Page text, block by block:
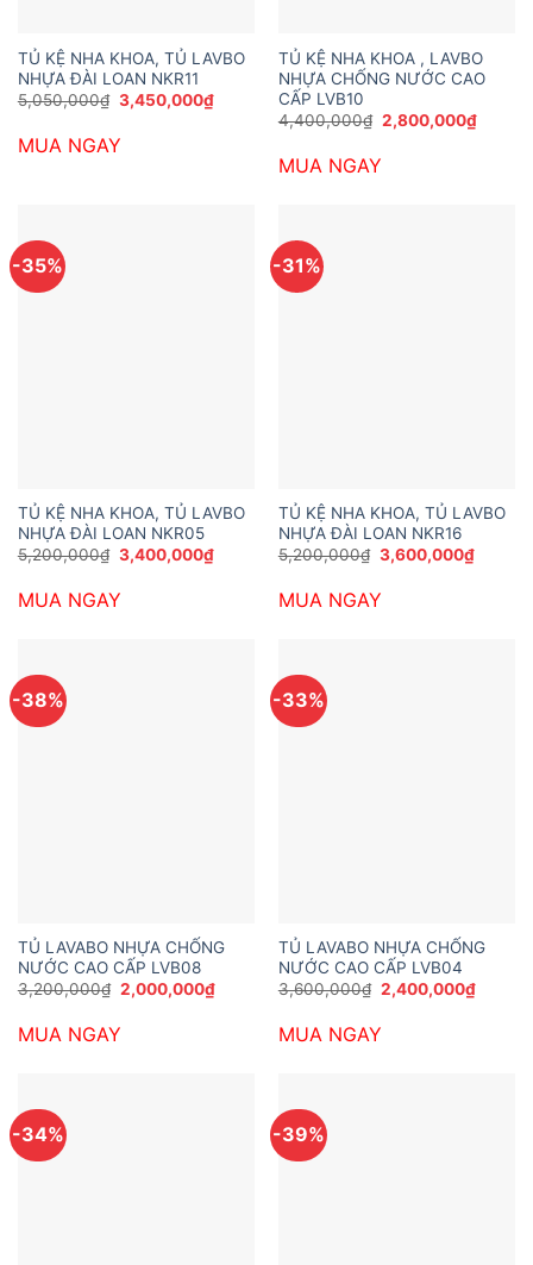
TỦ KỆ NHA KHOA, TỦ LAVBO
NHỰA ĐÀI LOAN NKR11
5,050,000₫ Giá
gốc
5,050,000₫.
3,450,000₫Giá
hiện
3,450,000₫.
MUA NGAY
TỦ KỆ NHA KHOA , LAVBO
NHỰA CHỐNG NƯỚC CAO
CẤP LVB10
4,400,000₫ Giá
gốc
4,400,000₫.
2,800,000₫Giá
hiện
MUA NGAY
-35%
TỦ KỆ NHA KHOA, TỦ LAVBO
NHỰA ĐÀI LOAN NKR05
5,200,000₫ Giá
gốc
5,200,000₫.
3,400,000₫Giá
hiện
MUA NGAY
-31%
TỦ KỆ NHA KHOA, TỦ LAVBO
NHỰA ĐÀI LOAN NKR16
5,200,000₫ Giá
gốc
5,200,000₫.
3,600,000₫Giá
hiện
MUA NGAY
-38%
TỦ LAVABO NHỰA CHỐNG
NƯỚC CAO CẤP LVB08
3,200,000₫ Giá
gốc
3,200,000₫.
2,000,000₫Giá
hiện
MUA NGAY
-33%
TỦ LAVABO NHỰA CHỐNG
NƯỚC CAO CẤP LVB04
3,600,000₫ Giá
gốc
3,600,000₫.
2,400,000₫Giá
hiện
MUA NGAY
-34% -39%